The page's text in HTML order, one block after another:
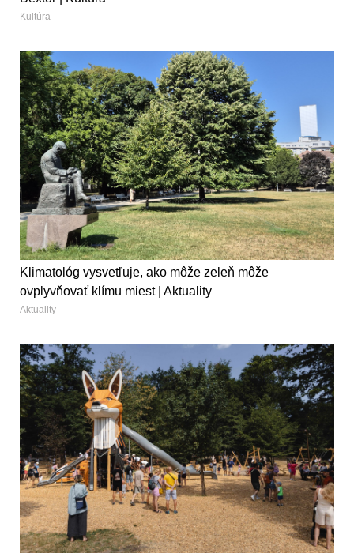
Kultúra
Klimatológ vysvetľuje, ako môže zeleň môže
ovplyvňovať klímu miest | Aktuality
Aktuality